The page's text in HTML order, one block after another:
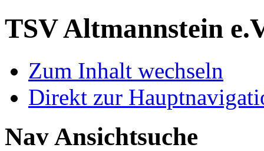
TSV Altmannstein
Zum Inhalt wechseln
Direkt zur
Nav Ansichtsuche